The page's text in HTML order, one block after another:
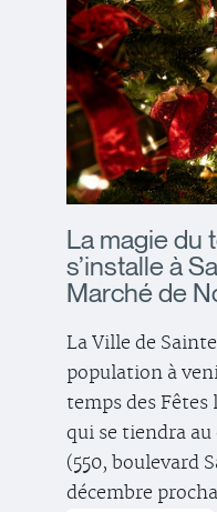
La magie du
s’installe à
Marché de
La Ville de
population à
temps des Fêtes
qui se tiendra
(550, boulevard
décembre